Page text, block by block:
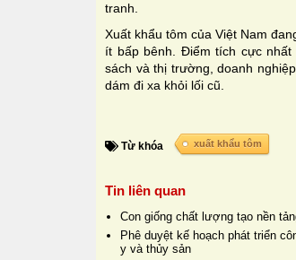
tranh.
Xuất khẩu tôm của Việt Nam
ít bấp bênh. Điểm tích cực
sách và thị trường, doanh
dám đi xa khỏi lối cũ.
Từ khóa xuất khẩu tôm
Tin liên quan
Con giống chất lượng tạo nền
Phê duyệt kế hoạch phát triển
y và thủy sản